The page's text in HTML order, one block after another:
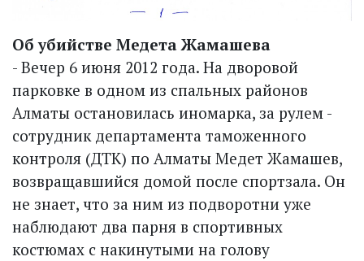
Об убийстве Медета Жамашева
- Вечер 6 июня 2012 года. На дворовой
парковке в одном из спальных районов
Алматы остановилась иномарка, за рулем -
сотрудник департамента таможенного
контроля (ДТК) по Алматы Медет Жамашев,
возвращавшийся домой после спортзала. Он
не знает, что за ним из подворотни уже
наблюдают два парня в спортивных
костюмах с накинутыми на голову